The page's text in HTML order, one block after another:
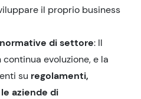
il proprio business
di settore: Il
evoluzione, e la
su regolamenti,
aziende di